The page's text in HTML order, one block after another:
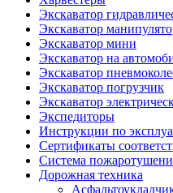
Экскаватор
Экскаватор
Экскаватор мини
Экскаватор на
Экскаватор
Экскаватор погрузчик
Экскаватор
Экспедиторы
Инструкции по
Сертификаты
Система
Дорожная техника